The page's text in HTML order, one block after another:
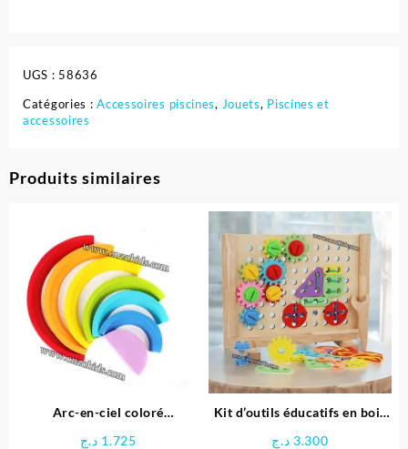
UGS : 58636
Catégories :Accessoires piscines, Jouets, Piscines et
accessoires
Produits similaires
Arc-en-ciel coloré
1.725 د.ج
Kit d’outils éducatifs en bois
3.300 د.ج